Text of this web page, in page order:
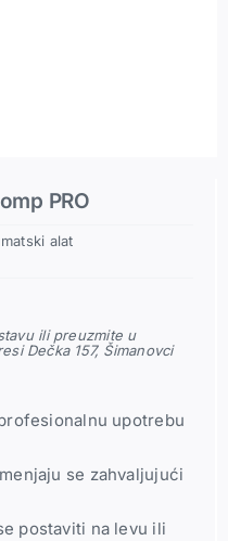
priključci
PRO
alat
ili preuzmite u
Dečka 157, Šimanovci
upotrebu
se zahvaljujući
postaviti na levu ili